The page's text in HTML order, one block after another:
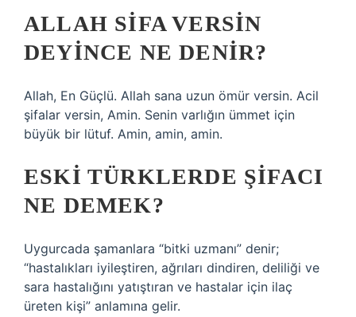
ALLAH SIFA VERSIN
DEYINCE NE DENIR?
Allah, En Güçlü. Allah sana uzun ömür versin. Acil
şifalar versin, Amin. Senin varlığın ümmet için
büyük bir lütuf. Amin, amin, amin.
ESKI TÜRKLERDE ŞIFACI
NE DEMEK?
Uygurcada şamanlara “bitki uzmanı” denir;
“hastalıkları iyileştiren, ağrıları dindiren, deliliği ve
sara hastalığını yatıştıran ve hastalar için ilaç
üreten kişi” anlamına gelir.